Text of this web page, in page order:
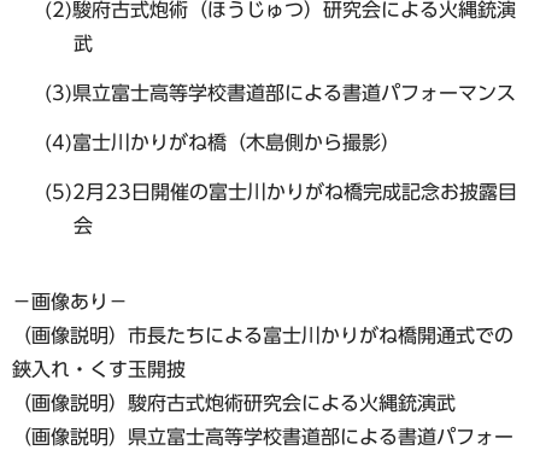
(2)駿府古式炮術（ほうじゅつ）研究会による火縄銃演
武
(3)県立富士高等学校書道部による書道パフォーマンス
(4)富士川かりがね橋（木島側から撮影）
(5)2月23日開催の富士川かりがね橋完成記念お披露目
会
−画像あり−
（画像説明）市長たちによる富士川かりがね橋開通式での
鋏入れ・くす玉開披
（画像説明）駿府古式炮術研究会による火縄銃演武
（画像説明）県立富士高等学校書道部による書道パフォー